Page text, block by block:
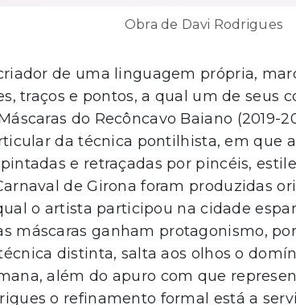
Obra de Davi Rodrigues
de uma linguagem própria,
traços e pontos, a qual um de seus
do Recôncavo Baiano (2019-
da técnica pontilhista, em que
e retraçadas por pincéis,
de Girona foram produzidas
o artista participou na cidade
máscaras ganham protagonismo,
distinta, salta aos olhos o
além do apuro com que
o refinamento formal está a